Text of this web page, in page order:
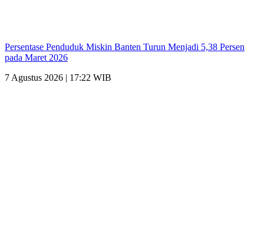
Persentase Penduduk Miskin Banten Turun Menjadi 5,38 Persen
pada Maret 2026
7 Agustus 2026 | 17:22 WIB